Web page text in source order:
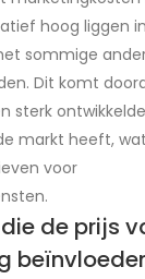
hoog liggen in
sommige
Dit komt
sterk
markt heeft,
voor
de prijs